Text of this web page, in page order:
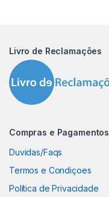
Livro de Reclamações
Compras e Pagamentos
Duvidas/Faqs
Termos e Condiçoes
Política de Privacidade